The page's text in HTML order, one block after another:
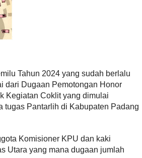
Tahun 2024 yang sudah berlalu
dari Dugaan Pemotongan Honor
Kegiatan Coklit yang dimulai
tugas Pantarlih di Kabupaten Padang
Komisioner KPU dan kaki
Utara yang mana dugaan jumlah